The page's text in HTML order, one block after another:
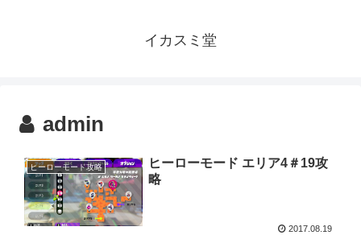
イカスミ堂
admin
ヒーローモード攻略
ヒーローモード エリア4＃19攻
略
2017.08.19